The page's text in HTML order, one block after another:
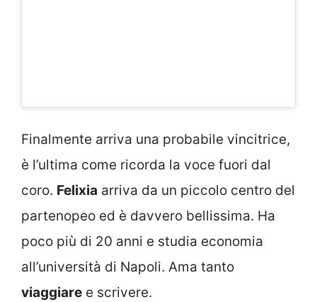
Finalmente arriva una probabile vincitrice,
è l’ultima come ricorda la voce fuori dal
coro. Felixia arriva da un piccolo centro del
partenopeo ed è davvero bellissima. Ha
poco più di 20 anni e studia economia
all’università di Napoli. Ama tanto
viaggiare e scrivere.